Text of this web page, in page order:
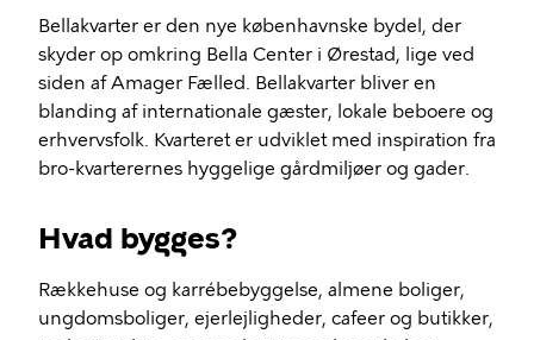
Bellakvarter er den nye københavnske bydel, der
skyder op omkring Bella Center i Ørestad, lige ved
siden af Amager Fælled. Bellakvarter bliver en
blanding af internationale gæster, lokale beboere og
erhvervsfolk. Kvarteret er udviklet med inspiration fra
bro-kvarterernes hyggelige gårdmiljøer og gader.
Hvad bygges?
Rækkehuse og karrébebyggelse, almene boliger,
ungdomsboliger, ejerlejligheder, cafeer og butikker,